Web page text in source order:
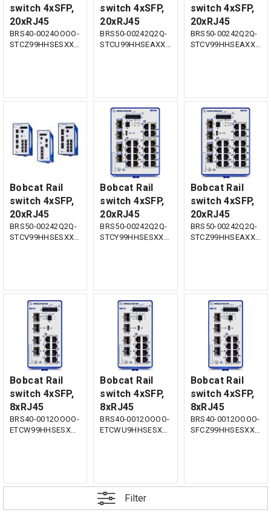
switch 4xSFP,
20xRJ45
BRS40-0024OOOO-
switch 4xSFP,
20xRJ45
BRS50-00242Q2Q-
switch 4xSFP,
20xRJ45
BRS50-00242Q2Q-
STCV99HHSEAXX.X.XX
Bobcat Rail
switch 4xSFP,
20xRJ45
BRS50-00242Q2Q-
Bobcat Rail
switch 4xSFP,
20xRJ45
BRS50-00242Q2Q-
Bobcat Rail
switch 4xSFP,
20xRJ45
BRS50-00242Q2Q-
STCZ99HHSEAXX.X.XX
Bobcat Rail
switch 4xSFP,
8xRJ45
BRS40-0012OOOO-
ETCW99HHSESXX.X.XX
Bobcat Rail
switch 4xSFP,
8xRJ45
BRS40-0012OOOO-
ETCWU9HHSESXX.X.XX
Bobcat Rail
switch 4xSFP,
8xRJ45
BRS40-0012OOOO-
SFCZ99HHSESXX.X.XX
Filter